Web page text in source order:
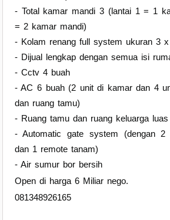
- Total kamar mandi 3 (lantai 1 = 1
= 2 kamar mandi)
- Kolam renang full system ukuran 3
- Dijual lengkap dengan semua isi
- Cctv 4 buah
- AC 6 buah (2 unit di kamar dan 4
dan ruang tamu)
- Ruang tamu dan ruang keluarga luas
- Automatic gate system (dengan 2
dan 1 remote tanam)
- Air sumur bor bersih
Open di harga 6 Miliar nego.
081348926165